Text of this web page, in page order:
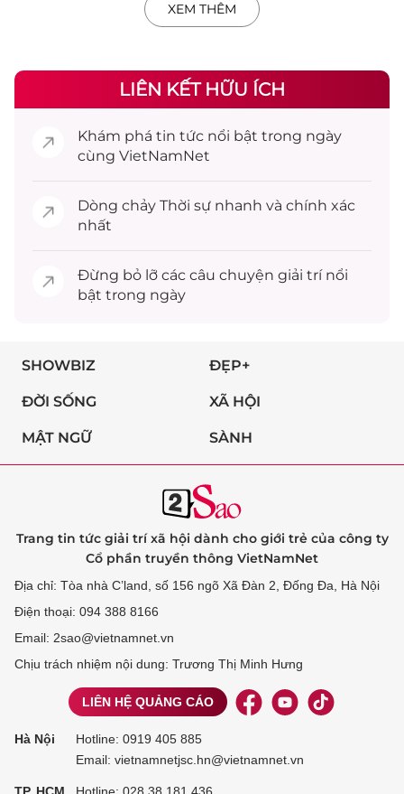
XEM THÊM
LIÊN KẾT HỮU ÍCH
Khám phá tin tức nổi bật trong ngày
cùng VietNamNet
Dòng chảy Thời sự nhanh và chính xác
nhất
Đừng bỏ lỡ các câu chuyện giải trínổi
bật trong ngày
SHOWBIZ ĐẸP+
ĐỜI SỐNG XÃ HỘI
MẬT NGỮ SÀNH
Trang tin tức giải trí xã hội dành cho giới trẻ của công ty
Cổ phần truyền thông VietNamNet
Địa chỉ: Tòa nhà C’land, số 156 ngõ Xã Đàn 2, Đống Đa, Hà Nội
Điện thoại: 094 388 8166
Email: 2sao@vietnamnet.vn
Chịu trách nhiệm nội dung: Trương Thị Minh Hưng
LIÊN HỆ QUẢNG CÁO
Hà Nội Hotline: 0919 405 885
Email: vietnamnetjsc.hn@vietnamnet.vn